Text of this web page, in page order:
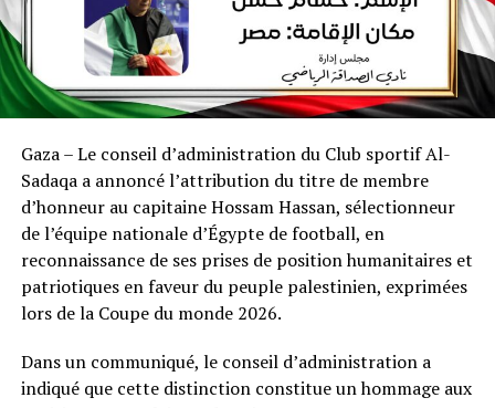
Gaza – Le conseil d’administration du Club sportif Al-
Sadaqa a annoncé l’attribution du titre de membre
d’honneur au capitaine Hossam Hassan, sélectionneur
de l’équipe nationale d’Égypte de football, en
reconnaissance de ses prises de position humanitaires et
patriotiques en faveur du peuple palestinien, exprimées
lors de la Coupe du monde 2026.
Dans un communiqué, le conseil d’administration a
indiqué que cette distinction constitue un hommage aux